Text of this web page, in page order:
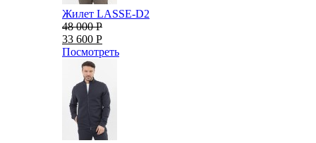
Жилет LASSE-D2
48 000 Р
33 600 Р
Посмотреть